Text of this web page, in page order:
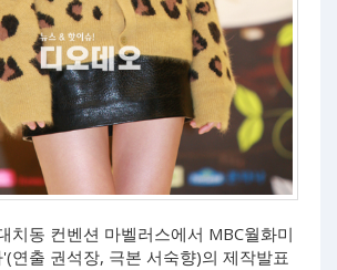
치동 컨벤션 마벨러스에서 MBC월화미
연출 권석장, 극본 서숙향)의 제작발표